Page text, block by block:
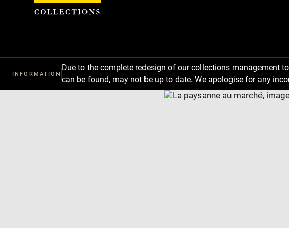
INFORMATION
Due to the complete redesign of our collections management
can be found, may not be up to date. We apologise for any
Cookies management panel